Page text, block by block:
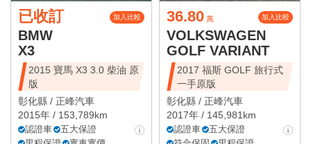
已收訂 加入比較
BMW
X3
2015 寶馬 X3 3.0 柴油 原
版
彰化縣 / 正峰汽車
2015年 / 153,789km
認證車
五大保證
36.80 萬 加入比較
VOLKSWAGEN
GOLF VARIANT
2017 福斯 GOLF 旅行式
一手原版
彰化縣 / 正峰汽車
2017年 / 145,981km
認證車
五大保證